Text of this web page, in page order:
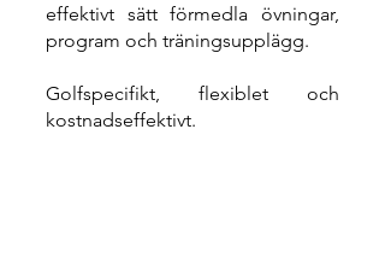
effektivt sätt förmedla övningar,
program och träningsupplägg.
Golfspecifikt, flexiblet och
kostnadseffektivt.